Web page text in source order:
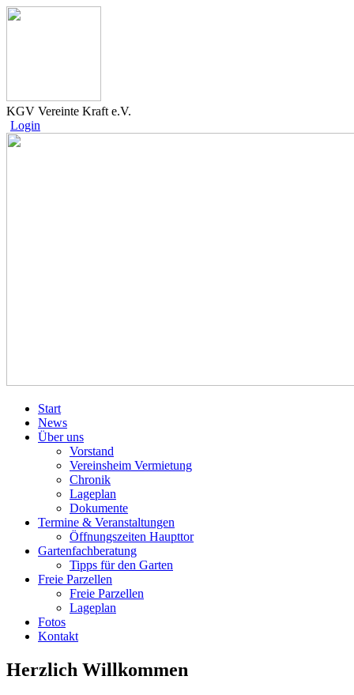
KGV Vereinte Kraft e.V.
Login
Start
News
Über uns
Vorstand
Vereinsheim Vermietung
Chronik
Lageplan
Dokumente
Termine & Veranstaltungen
Öffnungszeiten Haupttor
Gartenfachberatung
Tipps für den Garten
Freie Parzellen
Freie Parzellen
Lageplan
Fotos
Kontakt
Herzlich Willkommen